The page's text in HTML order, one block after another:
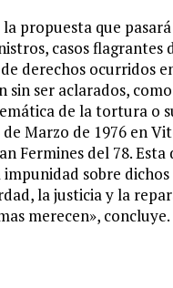
la propuesta que
casos flagrantes
derechos ocurridos
sin ser aclarados,
de la tortura o
Marzo de 1976 en
Fermines del 78. Esta
sobre dichos
la justicia y la
merecen», concluye.